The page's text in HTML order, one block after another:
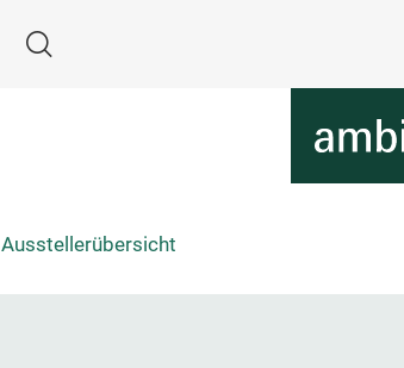
Suche
Ausstellerübersicht